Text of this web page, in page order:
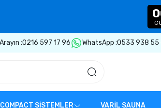
:0216 597 17 96 WhatsApp :0533 938 55
COMPACT SİSTEMLER VARİL SAUNA